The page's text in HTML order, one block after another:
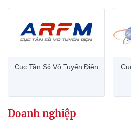
Cục Tần Số Vô Tuyến Điện
Doanh nghiệp